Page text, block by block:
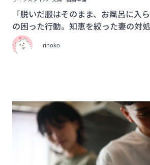
「脱いだ服はそのまま、お風呂に入
の困った行動。知恵を絞った妻の対
rinoko